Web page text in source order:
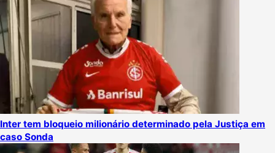
Inter tem bloqueio milionário determinado pela Justiça em
caso Sonda